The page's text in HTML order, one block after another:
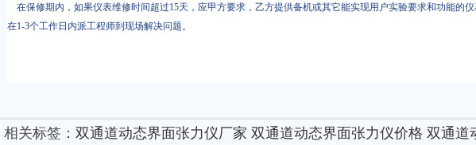
在保修期内，如果仪表维修时间超过15天，应甲方要求，乙方提供备机或其它能实现用户实验要求和功能的
在1-3个工作日内派工程师到现场解决问题。
相关标签： 双通道动态界面张力仪厂家 双通道动态界面张力仪价格 双通道